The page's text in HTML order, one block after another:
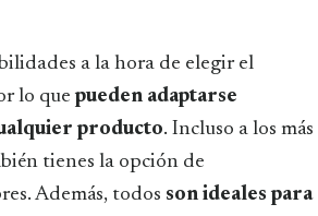
a la hora de elegir el
lo que pueden adaptarse
producto. Incluso a los más
tienes la opción de
Además, todos son ideales para